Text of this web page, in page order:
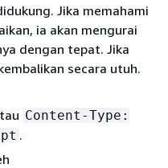
Jika memahami
ia akan mengurai
dengan tepat. Jika
secara utuh.
Content-Type:
.